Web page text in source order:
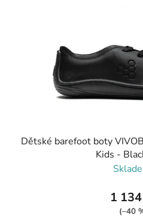
Dětské barefoot boty
Kids -
1
(–40